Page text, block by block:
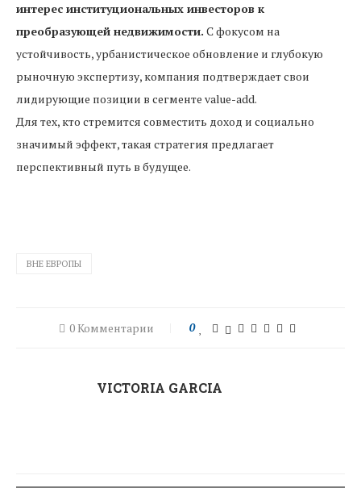
интерес институциональных инвесторов к
преобразующей недвижимости. С фокусом на
устойчивость, урбанистическое обновление и глубокую
рыночную экспертизу, компания подтверждает свои
лидирующие позиции в сегменте value-add.
Для тех, кто стремится совместить доход и социально
значимый эффект, такая стратегия предлагает
перспективный путь в будущее.
ВНЕ ЕВРОПЫ
0 Комментарии 0
VICTORIA GARCIA